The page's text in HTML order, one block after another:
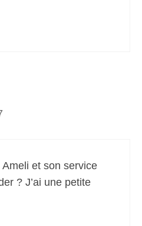
et son service
? J’ai une petite